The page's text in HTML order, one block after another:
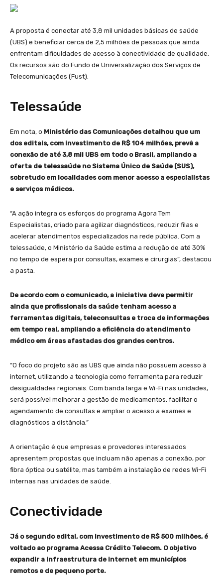
A proposta é conectar até 3,8 mil unidades básicas de saúde
(UBS) e beneficiar cerca de 2,5 milhões de pessoas que ainda
enfrentam dificuldades de acesso à conectividade de qualidade.
Os recursos são do Fundo de Universalização dos Serviços de
Telecomunicações (Fust).
Telessaúde
Em nota, o Ministério das Comunicações detalhou que um
dos editais, com investimento de R$ 104 milhões, prevê a
conexão de até 3,8 mil UBS em todo o Brasil, ampliando a
oferta de telessaúde no Sistema Único de Saúde (SUS),
sobretudo em localidades com menor acesso a especialistas
e serviços médicos.
“A ação integra os esforços do programa Agora Tem
Especialistas, criado para agilizar diagnósticos, reduzir filas e
acelerar atendimentos especializados na rede pública. Com a
telessaúde, o Ministério da Saúde estima a redução de até 30%
no tempo de espera por consultas, exames e cirurgias”, destacou
a pasta.
De acordo com o comunicado, a iniciativa deve permitir
ainda que profissionais da saúde tenham acesso a
ferramentas digitais, teleconsultas e troca de informações
em tempo real, ampliando a eficiência do atendimento
médico em áreas afastadas dos grandes centros.
“O foco do projeto são as UBS que ainda não possuem acesso à
internet, utilizando a tecnologia como ferramenta para reduzir
desigualdades regionais. Com banda larga e Wi-Fi nas unidades,
será possível melhorar a gestão de medicamentos, facilitar o
agendamento de consultas e ampliar o acesso a exames e
diagnósticos a distância.”
A orientação é que empresas e provedores interessados
apresentem propostas que incluam não apenas a conexão, por
fibra óptica ou satélite, mas também a instalação de redes Wi-Fi
internas nas unidades de saúde.
Conectividade
Já o segundo edital, com investimento de R$ 500 milhões, é
voltado ao programa Acessa Crédito Telecom. O objetivo
expandir a infraestrutura de internet em municípios
remotos e de pequeno porte.